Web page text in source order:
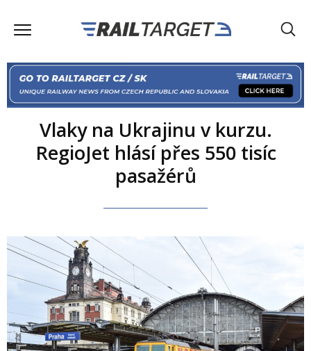
Vlaky na Ukrajinu v kurzu.
RegioJet hlásí přes 550 tisíc
pasažérů